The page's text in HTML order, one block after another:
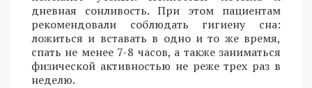
дневная сонливость. При этом пациентам
рекомендовали соблюдать гигиену сна:
ложиться и вставать в одно и то же время,
спать не менее 7-8 часов, а также заниматься
физической активностью не реже трех раз в
неделю.